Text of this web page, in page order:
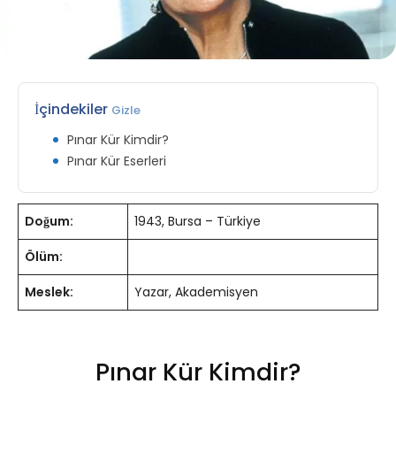
İçindekiler Gizle
Pınar Kür Kimdir?
Pınar Kür Eserleri
Doğum:
1943, Bursa – Türkiye
Ölüm:
Meslek:
Yazar, Akademisyen
Pınar Kür Kimdir?